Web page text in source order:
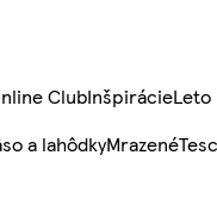
ClubInšpirácieLeto
a lahôdkyMrazené